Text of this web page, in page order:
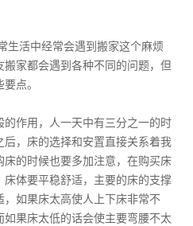
活中经常会遇到搬家这个麻烦
家都会遇到各种不同的问题，但
点。
作用，人一天中有三分之一的时
，床的选择和安置直接关系着我
的时候也要多加注意，在购买床
体要平稳舒适，主要的床的支撑
如果床太高使人上下床非常不
果床太低的话会使主要弯腰不太